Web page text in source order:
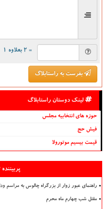
= ۲ بعلاوه ۱
بفرست به راستابلاگ
لینک دوستان راستابلاگ
حوزه های انتخابیه مجلس
فیش حج
قیمت بیسیم موتورولا
راهنمای عبور زوار از بزرگراه چالوس به مراسم
مقتل شب چهارم ماه محرم